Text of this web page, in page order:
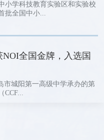
小学科技教育实验区和实验校
批全国中小...
全国金牌，入选国
市城阳第一高级中学承办的第
CCF...